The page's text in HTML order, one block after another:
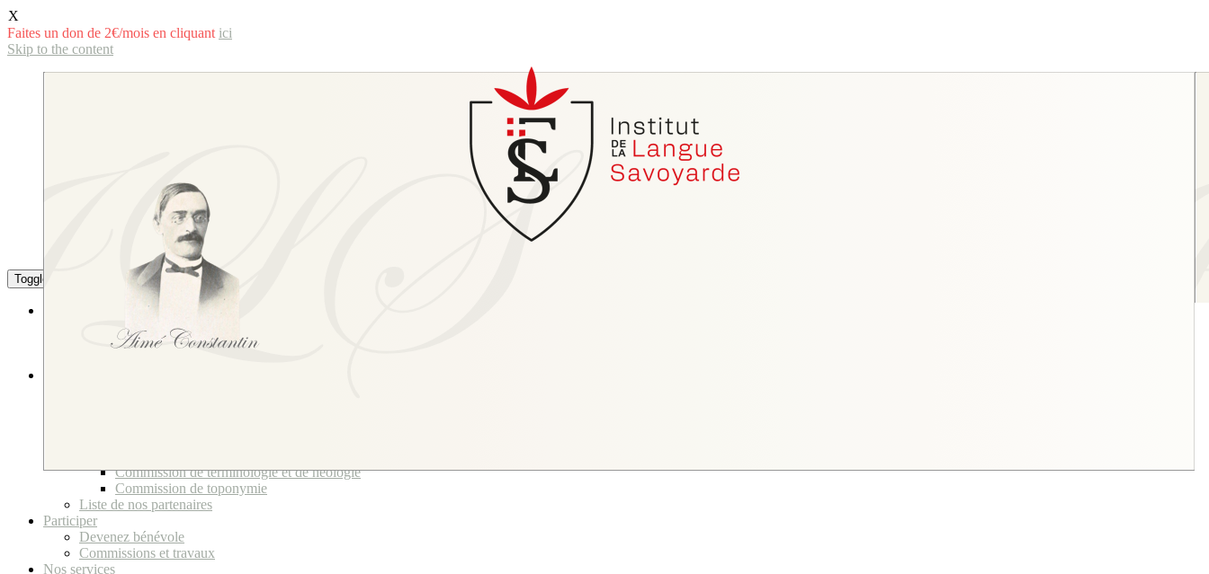
X
Faites un don de 2€/mois en cliquant ici
Skip to the content
Toggle the mobile menu Toggle the search field
La langue savoyarde
Littérature
L’écriture de la langue savoyarde
Commission de terminologie et de néologie
Commission de toponymie
Liste de nos partenaires
Participer
Devenez bénévole
Commissions et travaux
Nos services